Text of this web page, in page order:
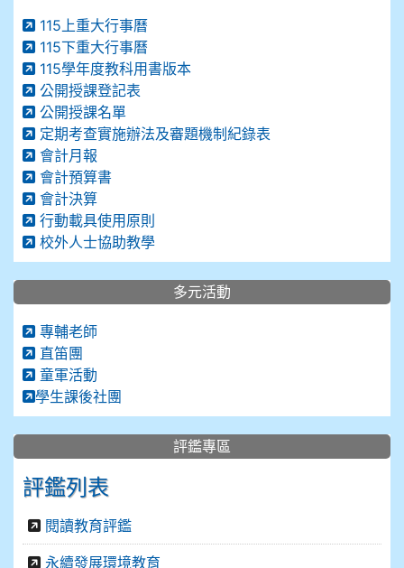
115上重大行事曆
115下重大行事曆
115學年度教科用書版本
公開授課登記表
公開授課名單
定期考查實施辦法及審題機制紀錄表
會計月報
會計預算書
會計決算
行動載具使用原則
校外人士協助教學
多元活動
專輔老師
直笛團
童軍活動
學生課後社團
評鑑專區
評鑑列表
閱讀教育評鑑
永續發展環境教育